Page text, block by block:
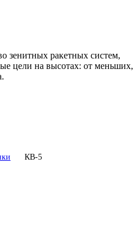
зенитных ракетных систем,
цели на высотах: от меньших,
КВ-5